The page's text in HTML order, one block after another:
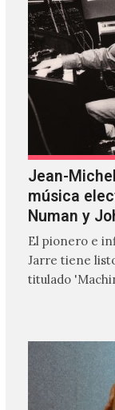
Jean-
música
Numan y
El pionero e
Jarre tiene
titulado